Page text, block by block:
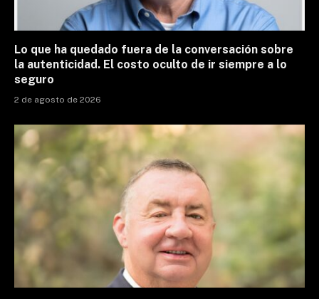
Lo que ha quedado fuera de la conversación sobre
la autenticidad. El costo oculto de ir siempre a lo
seguro
2 de agosto de 2026